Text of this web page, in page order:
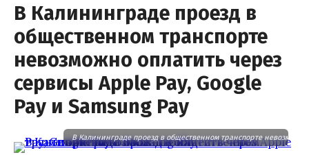
В Калининграде проезд в
общественном транспорте
невозможно оплатить через
сервисы Apple Pay, Google
Pay и Samsung Pay
В Калининграде проезд в общественном транспорте невозможно